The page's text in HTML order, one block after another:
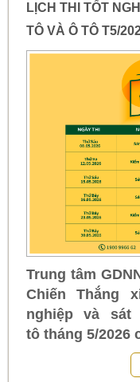
LỊCH THI TỐT
TÔ VÀ Ô TÔ T5/
Trung tâm
Chiến Thắng
nghiệp và
tô tháng 5/2026